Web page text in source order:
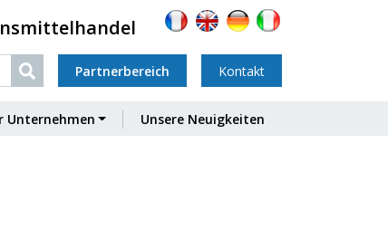
Partnerbereich Kontakt
Unternehmen Unsere Neuigkeiten